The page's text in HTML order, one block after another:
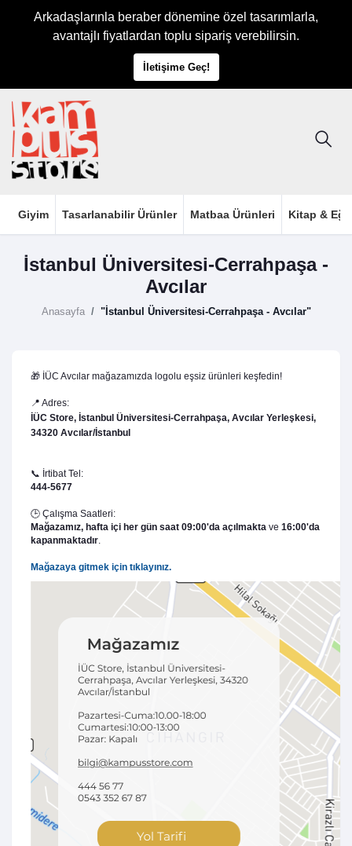
Arkadaşlarınla beraber dönemine özel tasarımlarla,
avantajlı fiyatlardan toplu sipariş verebilirsin.
İletişime Geç!
Giyim Tasarlanabilir Ürünler Matbaa Ürünleri Kitap &
İstanbul Üniversitesi-Cerrahpaşa -
Avcılar
Anasayfa "İstanbul Üniversitesi-Cerrahpaşa - Avcılar"
🎁 İÜC Avcılar mağazamızda logolu eşsiz ürünleri keşfedin!
📍 Adres:
İÜC Store, İstanbul Üniversitesi-Cerrahpaşa, Avcılar Yerleşkesi,
34320 Avcılar/İstanbul
📞 İrtibat Tel:
444-5677
🕒 Çalışma Saatleri:
Mağazamız, hafta içi her gün saat 09:00'da açılmakta ve 16:00'da
kapanmaktadır.
Mağazaya gitmek için tıklayınız.